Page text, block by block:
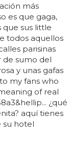
más
es que gaga,
que sus little
todos aquellos
parisinas
de sumo del
y unas gafas
my fans who
of real
¿qué
aquí tienes
su hotel